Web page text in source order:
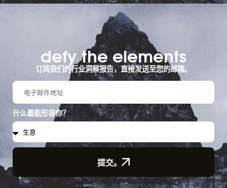
defy the elements​
订阅我们的行业洞察报告，直接发送至您的邮箱。
什么最能形容你？
提交。